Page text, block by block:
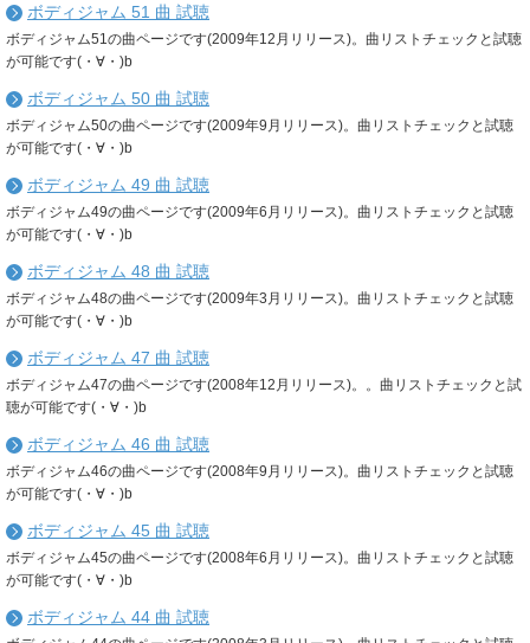
ボディジャム 51 曲 試聴
ボディジャム51の曲ページです(2009年12月リリース)。曲リストチェックと試聴
が可能です(・∀・)b
ボディジャム 50 曲 試聴
ボディジャム50の曲ページです(2009年9月リリース)。曲リストチェックと試聴
が可能です(・∀・)b
ボディジャム 49 曲 試聴
ボディジャム49の曲ページです(2009年6月リリース)。曲リストチェックと試聴
が可能です(・∀・)b
ボディジャム 48 曲 試聴
ボディジャム48の曲ページです(2009年3月リリース)。曲リストチェックと試聴
が可能です(・∀・)b
ボディジャム 47 曲 試聴
ボディジャム47の曲ページです(2008年12月リリース)。。曲リストチェックと試
聴が可能です(・∀・)b
ボディジャム 46 曲 試聴
ボディジャム46の曲ページです(2008年9月リリース)。曲リストチェックと試聴
が可能です(・∀・)b
ボディジャム 45 曲 試聴
ボディジャム45の曲ページです(2008年6月リリース)。曲リストチェックと試聴
が可能です(・∀・)b
ボディジャム 44 曲 試聴